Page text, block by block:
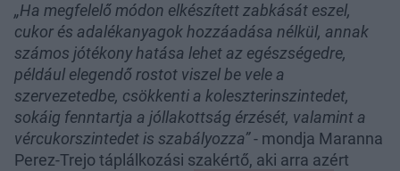
„Ha megfelelő módon elkészített zabkását eszel,
cukor és adalékanyagok hozzáadása nélkül, annak
számos jótékony hatása lehet az egészségedre,
például elegendő rostot viszel be vele a
szervezetedbe, csökkenti a koleszterinszintedet,
sokáig fenntartja a jóllakottság érzését, valamint a
vércukorszintedet is szabályozza”- mondja Maranna
Perez-Trejo táplálkozási szakértő, aki arra azért